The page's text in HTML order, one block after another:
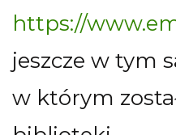
https://
jeszcze w tym
w którym